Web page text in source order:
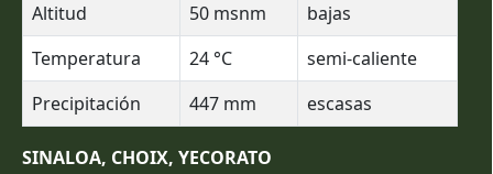
Altitud
50 msnm
bajas
Temperatura
24 °C
semi-caliente
Precipitación
447 mm escasas
SINALOA, CHOIX, YECORATO